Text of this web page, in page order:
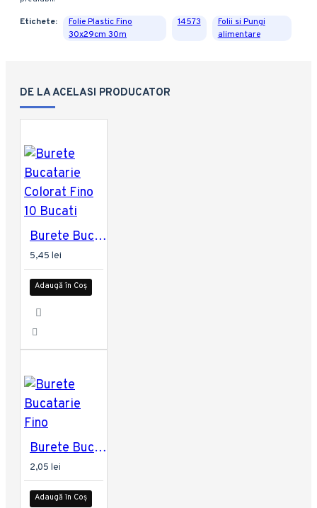
Etichete:
Folie Plastic Fino
30x29cm 30m
14573
Folii si Pungi
alimentare
DE LA ACELASI PRODUCATOR
Burete Bucatarie Colorat Fino 10 Bucati
5,45 lei
Adaugă în Coș
Burete Bucatarie Fino
2,05 lei
Adaugă în Coș